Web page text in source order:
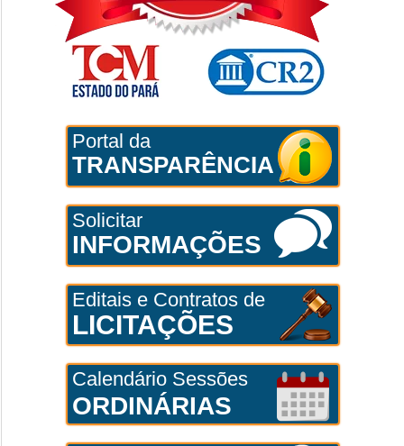
Portal da
TRANSPARÊNCIA
Solicitar
INFORMAÇÕES
Editais e Contratos de
LICITAÇÕES
Calendário Sessões
ORDINÁRIAS